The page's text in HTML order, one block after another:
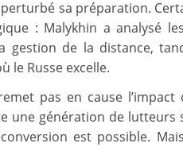
sa préparation.
: Malykhin a analysé
gestion de la distance,
le Russe excelle.
pas en cause
une génération de lutteurs
est possible.